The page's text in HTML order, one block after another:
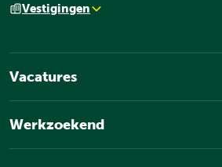
Vestigingen
Vacatures
Werkzoekend